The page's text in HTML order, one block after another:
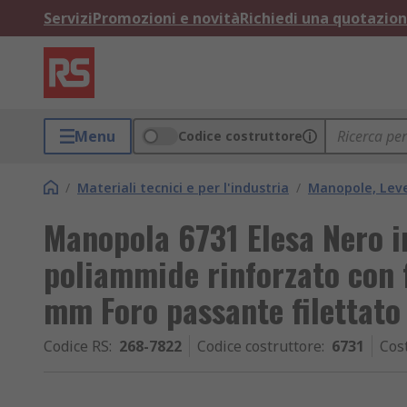
ServiziPromozioni e novitàRichiedi una
Menu Codice costruttore
/ Materiali tecnici e per l'industria / Manopole,
Manopola 6731 Elesa
poliammide rinforzato
mm Foro passante filettato
Codice RS: 268-7822 Codice costruttore: 6731